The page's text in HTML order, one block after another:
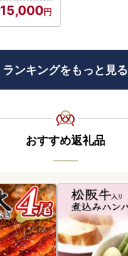
15,000
ランキングをもっと見る
おすすめ返礼品